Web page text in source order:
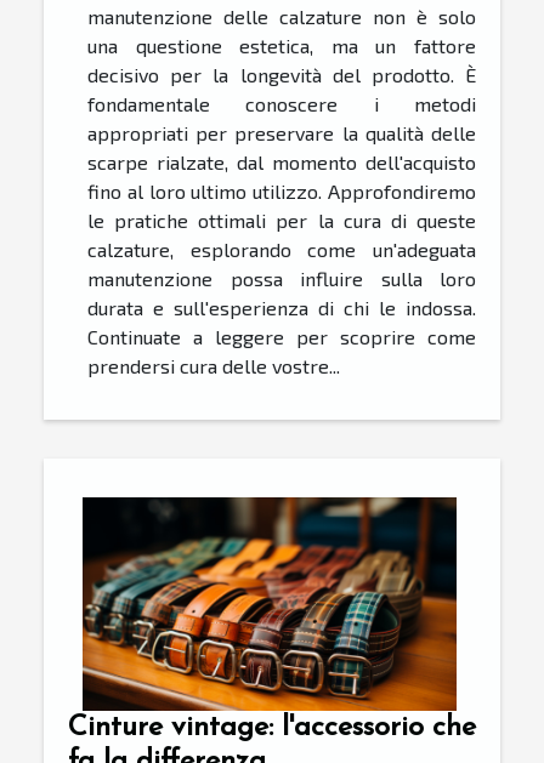
manutenzione delle calzature non è solo
una questione estetica, ma un fattore
decisivo per la longevità del prodotto. È
fondamentale conoscere i metodi
appropriati per preservare la qualità delle
scarpe rialzate, dal momento dell'acquisto
fino al loro ultimo utilizzo. Approfondiremo
le pratiche ottimali per la cura di queste
calzature, esplorando come un'adeguata
manutenzione possa influire sulla loro
durata e sull'esperienza di chi le indossa.
Continuate a leggere per scoprire come
prendersi cura delle vostre...
Cinture vintage: l'accessorio che